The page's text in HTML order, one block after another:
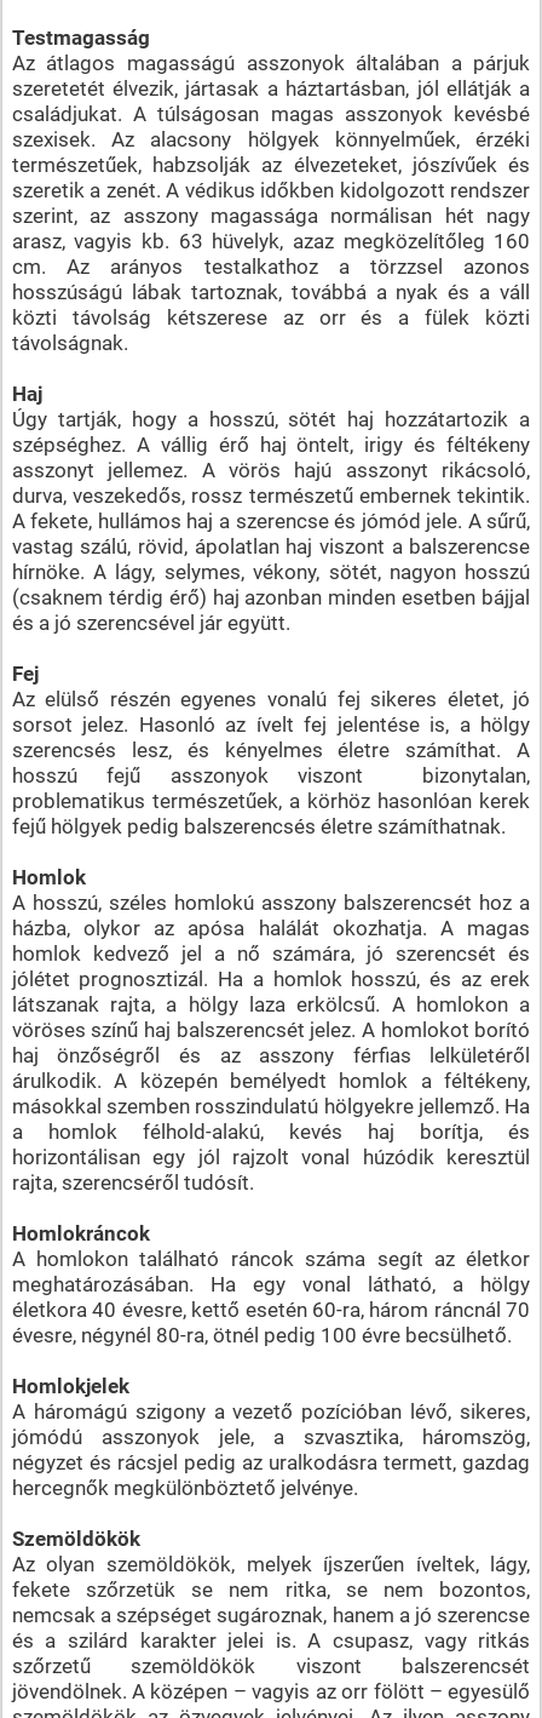
Testmagasság
Az átlagos magasságú asszonyok általában a párjuk
szeretetét élvezik, jártasak a háztartásban, jól ellátják a
családjukat. A túlságosan magas asszonyok kevésbé
szexisek. Az alacsony hölgyek könnyelműek, érzéki
természetűek, habzsolják az élvezeteket, jószívűek és
szeretik a zenét. A védikus időkben kidolgozott rendszer
szerint, az asszony magassága normálisan hét nagy
arasz, vagyis kb. 63 hüvelyk, azaz megközelítőleg 160
cm. Az arányos testalkathoz a törzzsel azonos
hosszúságú lábak tartoznak, továbbá a nyak és a váll
közti távolság kétszerese az orr és a fülek közti
távolságnak.
Haj
Úgy tartják, hogy a hosszú, sötét haj hozzátartozik a
szépséghez. A vállig érő haj öntelt, irigy és féltékeny
asszonyt jellemez. A vörös hajú asszonyt rikácsoló,
durva, veszekedős, rossz természetű embernek tekintik.
A fekete, hullámos haj a szerencse és jómód jele. A sűrű,
vastag szálú, rövid, ápolatlan haj viszont a balszerencse
hírnöke. A lágy, selymes, vékony, sötét, nagyon hosszú
(csaknem térdig érő) haj azonban minden esetben bájjal
és a jó szerencsével jár együtt.
Fej
Az elülső részén egyenes vonalú fej sikeres életet, jó
sorsot jelez. Hasonló az ívelt fej jelentése is, a hölgy
szerencsés lesz, és kényelmes életre számíthat. A
hosszú fejű asszonyok viszont bizonytalan,
problematikus természetűek, a körhöz hasonlóan kerek
fejű hölgyek pedig balszerencsés életre számíthatnak.
Homlok
A hosszú, széles homlokú asszony balszerencsét hoz a
házba, olykor az apósa halálát okozhatja. A magas
homlok kedvező jel a nő számára, jó szerencsét és
jólétet prognosztizál. Ha a homlok hosszú, és az erek
látszanak rajta, a hölgy laza erkölcsű. A homlokon a
vöröses színű haj balszerencsét jelez. A homlokot borító
haj önzőségről és az asszony férfias lelkületéről
árulkodik. A közepén bemélyedt homlok a féltékeny,
másokkal szemben rosszindulatú hölgyekre jellemző. Ha
a homlok félhold-alakú, kevés haj borítja, és
horizontálisan egy jól rajzolt vonal húzódik keresztül
rajta, szerencséről tudósít.
Homlokráncok
A homlokon található ráncok száma segít az életkor
meghatározásában. Ha egy vonal látható, a hölgy
életkora 40 évesre, kettő esetén 60-ra, három ráncnál 70
évesre, négynél 80-ra, ötnél pedig 100 évre becsülhető.
Homlokjelek
A háromágú szigony a vezető pozícióban lévő, sikeres,
jómódú asszonyok jele, a szvasztika, háromszög,
négyzet és rácsjel pedig az uralkodásra termett, gazdag
hercegnők megkülönböztető jelvénye.
Szemöldökök
Az olyan szemöldökök, melyek íjszerűen íveltek, lágy,
fekete szőrzetük se nem ritka, se nem bozontos,
nemcsak a szépséget sugároznak, hanem a jó szerencse
és a szilárd karakter jelei is. A csupasz, vagy ritkás
szőrzetű szemöldökök viszont balszerencsét
jövendölnek. A középen – vagyis az orr fölött – egyesülő